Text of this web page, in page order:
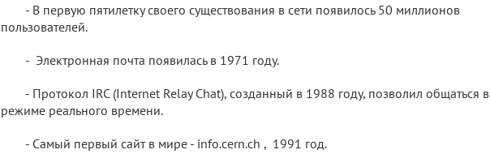
- В первую пятилетку своего существования в сети появилось 50 миллионов
пользователей.
- Электронная почта появилась в 1971 году.
- Протокол IRC (Internet Relay Chat), созданный в 1988 году, позволил общаться в
режиме реального времени.
- Самый первый сайт в мире - info.cern.ch , 1991 год.